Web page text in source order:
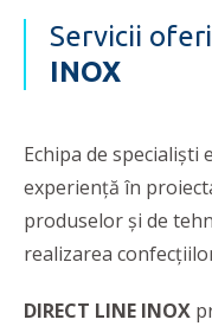
Servicii
INOX
Echipa de
experiență în
produselor și de
realizarea
DIRECT LINE INOX